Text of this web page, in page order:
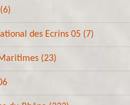
(6)
des Ecrins 05 (7)
(23)